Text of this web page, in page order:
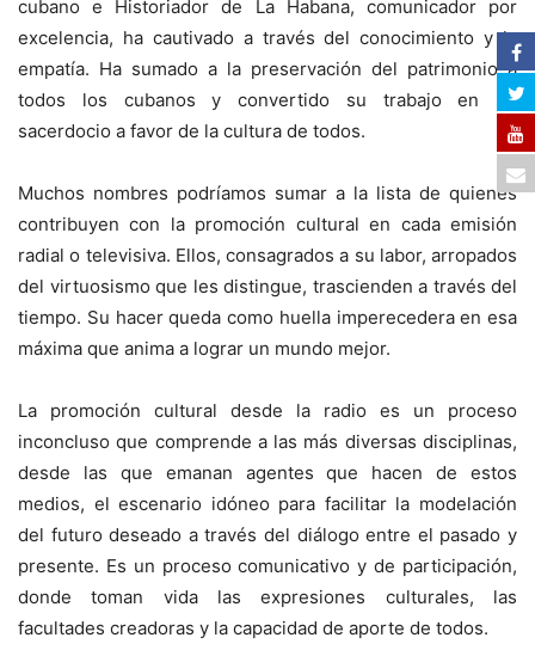
cubano e Historiador de La Habana, comunicador por
excelencia, ha cautivado a través del conocimiento y la
empatía. Ha sumado a la preservación del patrimonio a
todos los cubanos y convertido su trabajo en un
sacerdocio a favor de la cultura de todos.
Muchos nombres podríamos sumar a la lista de quienes
contribuyen con la promoción cultural en cada emisión
radial o televisiva. Ellos, consagrados a su labor, arropados
del virtuosismo que les distingue, trascienden a través del
tiempo. Su hacer queda como huella imperecedera en esa
máxima que anima a lograr un mundo mejor.
La promoción cultural desde la radio es un proceso
inconcluso que comprende a las más diversas disciplinas,
desde las que emanan agentes que hacen de estos
medios, el escenario idóneo para facilitar la modelación
del futuro deseado a través del diálogo entre el pasado y
presente. Es un proceso comunicativo y de participación,
donde toman vida las expresiones culturales, las
facultades creadoras y la capacidad de aporte de todos.